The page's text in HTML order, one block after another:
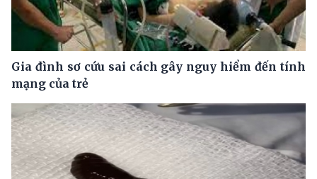
Gia đình sơ cứu sai cách gây nguy hiểm đến tính
mạng của trẻ